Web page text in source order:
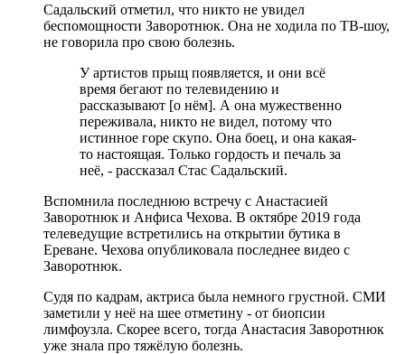
Садальский отметил, что никто не увидел
беспомощности Заворотнюк. Она не ходила по ТВ-шоу,
не говорила про свою болезнь.
У артистов прыщ появляется, и они всё
время бегают по телевидению и
рассказывают [о нём]. А она мужественно
переживала, никто не видел, потому что
истинное горе скупо. Она боец, и она какая-
то настоящая. Только гордость и печаль за
неё, - рассказал Стас Садальский.
Вспомнила последнюю встречу с Анастасией
Заворотнюк и Анфиса Чехова. В октябре 2019 года
телеведущие встретились на открытии бутика в
Ереване. Чехова опубликовала последнее видео с
Заворотнюк.
Судя по кадрам, актриса была немного грустной. СМИ
заметили у неё на шее отметину - от биопсии
лимфоузла. Скорее всего, тогда Анастасия Заворотнюк
уже знала про тяжёлую болезнь.